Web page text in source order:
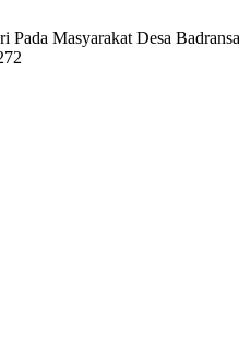
Masyarakat Desa